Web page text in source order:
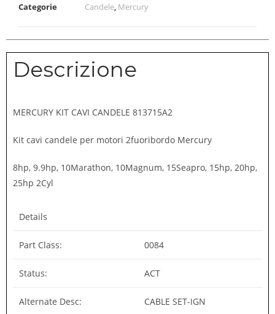
Categorie
Candele, Mercury
Descrizione
MERCURY KIT CAVI CANDELE 813715A2
Kit cavi candele per motori 2fuoribordo Mercury
8hp, 9.9hp, 10Marathon, 10Magnum, 15Seapro, 15hp, 20hp,
25hp 2Cyl
Details
Part Class: 0084
Status: ACT
Alternate Desc: CABLE SET-IGN